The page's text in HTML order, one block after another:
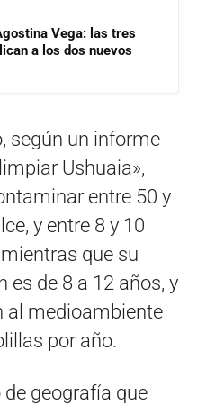
Vega: las tres
a los dos nuevos
según un informe
Ushuaia»,
entre 50 y
y entre 8 y 10
que su
es de 8 a 12 años, y
al medioambiente
por año.
de geografía que